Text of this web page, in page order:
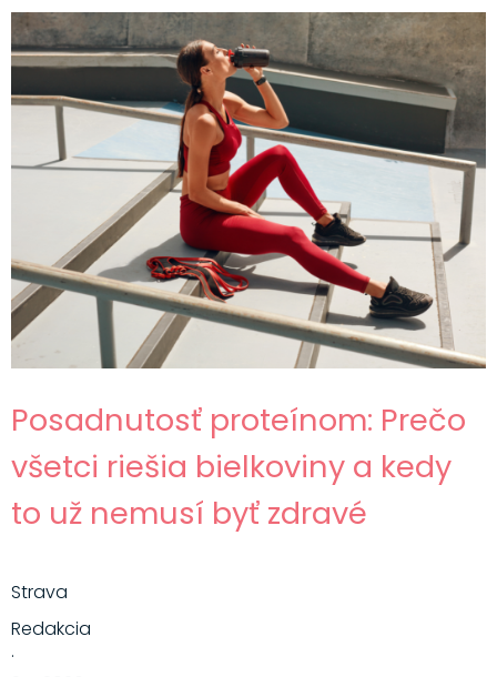
Posadnutosť proteínom: Prečo
všetci riešia bielkoviny a kedy
to už nemusí byť zdravé
Strava
Redakcia
·